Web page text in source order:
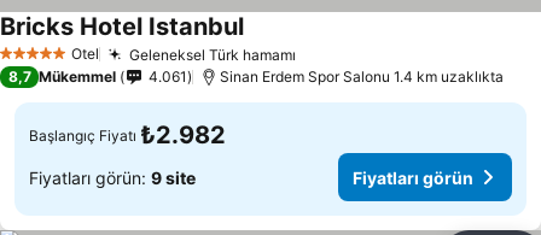
5 Yıldız Otel Geleneksel Türk hamamı
Bricks Hotel IstanbulFiyatları görün
8,7 Mükemmel 4.061 Sinan Erdem Spor Salonu 1.4 km uzaklıkta
Başlangıç Fiyatı ₺2.982
Fiyatları görün: 9 site Fiyatları görün